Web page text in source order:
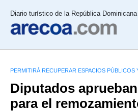
Diario turístico de la República Dominicana
PERMITIRÁ RECUPERAR ESPACIOS PÚBLICOS
Diputados
para el